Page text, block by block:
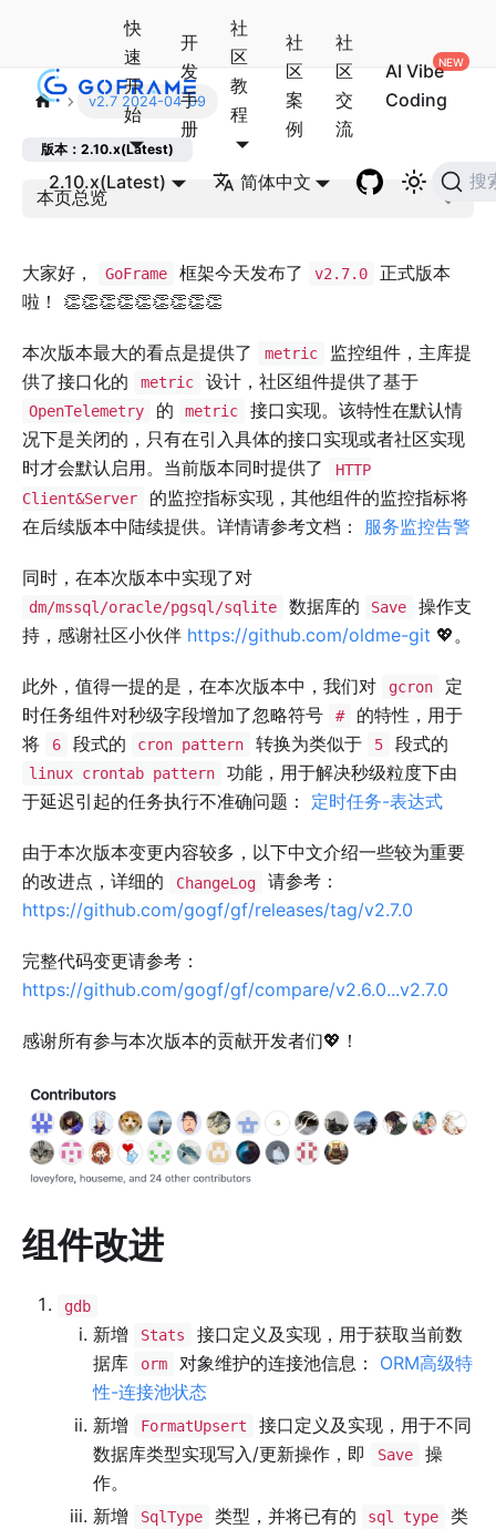
快
速
开
始
开
发
手
册
社
区
教
程
社
区
案
例
社
区
交
流
AI Vibe
Coding
2.10.x(Latest) 简体中文 搜
v2.7 2024-04-09
版本：2.10.x(Latest)
本页总览
大家好， GoFrame 框架今天发布了 v2.7.0
正式版本
啦！ 👏👏👏👏👏👏👏👏👏
本次版本最大的看点是提供了 metric
监控组件，主库提
供了接口化的
metric 设计，社区组件提供了基于
OpenTelemetry 的 metric
接口实现。该特性在默认情
况下是关闭的，只有在引入具体的接口实现或者社区实现
时才会默认启用。当前版本同时提供了
HTTP
Client&Server
的监控指标实现，其他组件的监控指标将
在后续版本中陆续提供。详情请参考文档： 服务监控告警
同时，在本次版本中实现了对
dm/mssql/oracle/pgsql/sqlite 数据库的 Save
操作支
持，感谢社区小伙伴 https://github.com/oldme-git 💖。
此外，值得一提的是，在本次版本中，我们对 gcron
定
时任务组件对秒级字段增加了忽略符号
#
的特性，用于
将
6 段式的 cron pattern 转换为类似于 5 段式的
linux crontab pattern
功能，用于解决秒级粒度下由
于延迟引起的任务执行不准确问题： 定时任务-表达式
由于本次版本变更内容较多，以下中文介绍一些较为重要
的改进点，详细的
ChangeLog
请参考：
https://github.com/gogf/gf/releases/tag/v2.7.0
完整代码变更请参考：
https://github.com/gogf/gf/compare/v2.6.0...v2.7.0
感谢所有参与本次版本的贡献开发者们💖！
组件改进
gdb
新增 Stats
接口定义及实现，用于获取当前数
据库
orm 对象维护的连接池信息： ORM高级特
性-连接池状态
新增
FormatUpsert
接口定义及实现，用于不同
数据库类型实现写入/更新操作，即
Save
操
作。
新增
SqlType 类型，并将已有的 sql type
类